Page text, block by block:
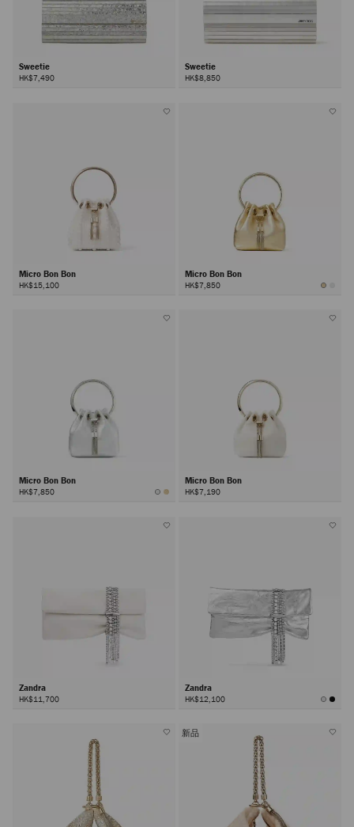
Sweetie
HK$7,490
Sweetie
HK$8,850
Micro Bon Bon
HK$15,100
Micro Bon Bon
HK$7,850
Micro Bon Bon
HK$7,850
Micro Bon Bon
HK$7,190
Zandra
HK$11,700
Zandra
HK$12,100
新品